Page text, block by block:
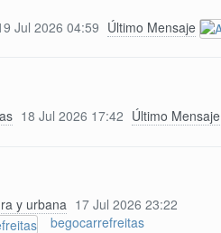
Jul 2026 04:59 Último Mensaje
18 Jul 2026 17:42 Último Mensaje
y urbana 17 Jul 2026 23:22
begocarrefreitas